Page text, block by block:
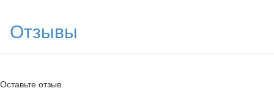
Отзывы
Оставьте отзыв